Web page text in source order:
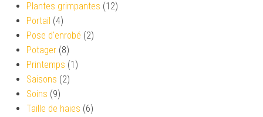
Plantes grimpantes (12)
Portail (4)
Pose d'enrobé (2)
Potager (8)
Printemps (1)
Saisons (2)
Soins (9)
Taille de haies (6)